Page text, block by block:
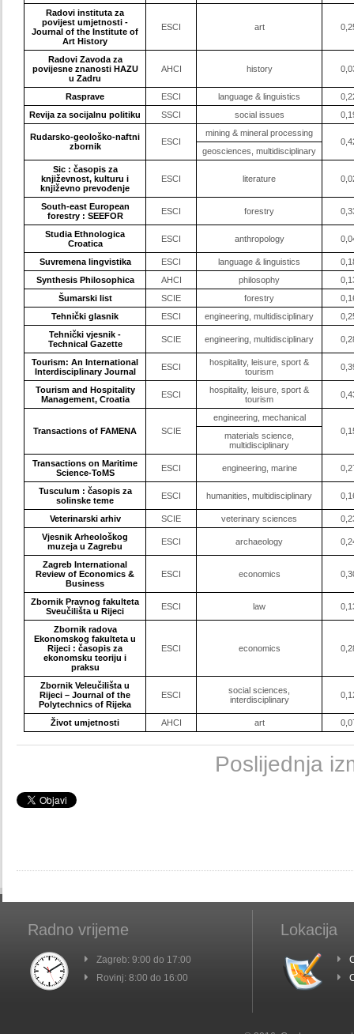
Radovi instituta za
povijest umjetnosti -
Journal of the Institute of
Art History
ESCI art
Radovi Zavoda za
povijesne znanosti HAZU
u Zadru
AHCI history
Rasprave ESCI language & linguistics
Revija za socijalnu politiku
SSCI social issues
Rudarsko-geološko-naftni
zbornik
ESCI
mining & mineral processing
geosciences, multidisciplinary
Sic : časopis za
književnost, kulturu i
književno prevođenje
ESCI literature
South-east European
forestry : SEEFOR
ESCI forestry
Studia Ethnologica
Croatica
ESCI anthropology
Suvremena lingvistika ESCI language & linguistics
Synthesis Philosophica
AHCI philosophy
Šumarski list
SCIE forestry
Tehnički glasnik
ESCI engineering, multidisciplinary
Tehnički vjesnik -
Technical Gazette
SCIE engineering, multidisciplinary
Tourism: An International
Interdisciplinary Journal
ESCI
hospitality, leisure, sport &
tourism
Tourism and Hospitality
Management, Croatia
ESCI
hospitality, leisure, sport &
tourism
Transactions of FAMENA SCIE
engineering, mechanical
materials science,
multidisciplinary
Transactions on Maritime
Science-ToMS
ESCI engineering, marine
Tusculum : časopis za
solinske teme
ESCI humanities, multidisciplinary
Veterinarski arhiv SCIE veterinary sciences
Vjesnik Arheološkog
muzeja u Zagrebu
ESCI archaeology
Zagreb International
Review of Economics &
Business
ESCI economics
Zbornik Pravnog fakulteta
Sveučilišta u Rijeci
ESCI law
Zbornik radova
Ekonomskog fakulteta u
Rijeci : časopis za
ekonomsku teoriju i
praksu
ESCI economics
Zbornik Veleučilišta u
Rijeci – Journal of the
Polytechnics of Rijeka
ESCI
social sciences,
interdisciplinary
Život umjetnosti AHCI art
Poslijednja
Radno vrijeme
Zagreb: 9:00 do 17:00
Rovinj: 8:00 do 16:00
Lokacija